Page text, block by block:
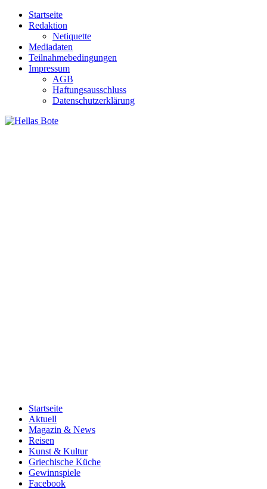
Zum
Inhalt
Startseite
Redaktion
Netiquette
Mediadaten
Teilnahmebedingungen
Impressum
AGB
Haftungsausschluss
Datenschutzerklärung
Startseite
Aktuell
Magazin & News
Reisen
Kunst & Kultur
Griechische Küche
Gewinnspiele
Facebook